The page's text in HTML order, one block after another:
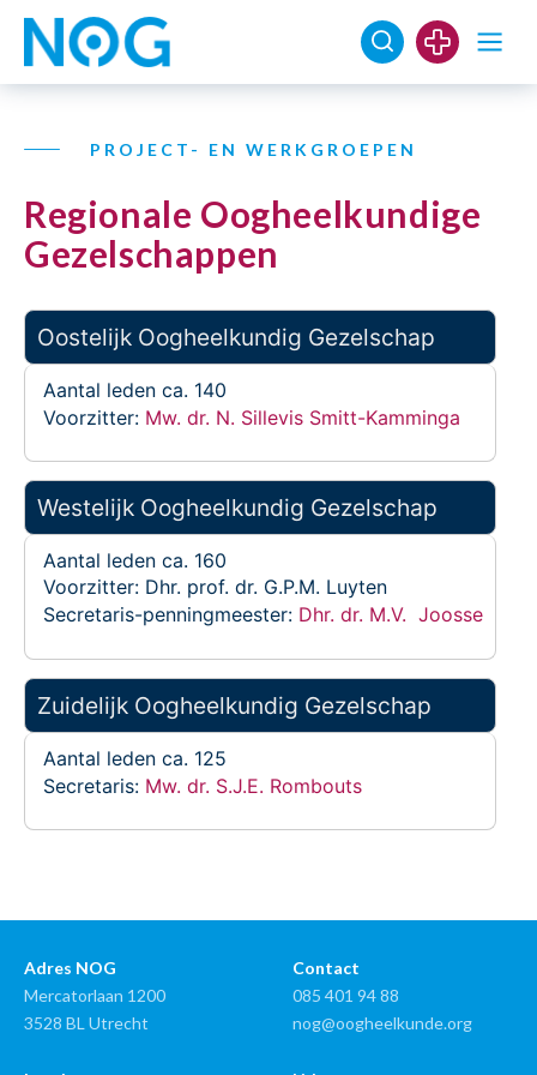
PROJECT- EN WERKGROEPEN
Regionale Oogheelkundige
Gezelschappen
Oostelijk Oogheelkundig Gezelschap
Aantal leden ca. 140
Voorzitter: Mw. dr. N. Sillevis Smitt-Kamminga
Westelijk Oogheelkundig Gezelschap
Aantal leden ca. 160
Voorzitter: Dhr. prof. dr. G.P.M. Luyten
Secretaris-penningmeester: Dhr. dr. M.V. Joosse
Zuidelijk Oogheelkundig Gezelschap
Aantal leden ca. 125
Secretaris: Mw. dr. S.J.E. Rombouts
Adres NOG
Mercatorlaan 1200
3528 BL Utrecht
Contact
085 401 94 88
nog@oogheelkunde.org